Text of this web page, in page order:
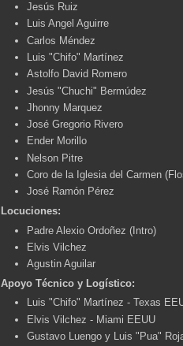
Jesús Ruiz
Luis Angel Aguirre
Carlos Méndez
Luis "Chifo" Martínez
Astolfo David Romero
Jesús "Chuchi" Bermúdez
Jhonny Marquez
José Gregorio Rivero
Ender Morillo
Nelson Pitre
Coro de la Iglesia del Carmen
José Ramón Pérez
Locuciones:
Padre Alexio Ordoñez (Intro)
Elvis Vilchez
Agustin Aguilar
Apoyo Técnico y Logístico:
Luis "Chifo" Martínez - Texas
Elvis Vilchez - Miami EEUU
Gustavo Luengo y Luis "Pua"